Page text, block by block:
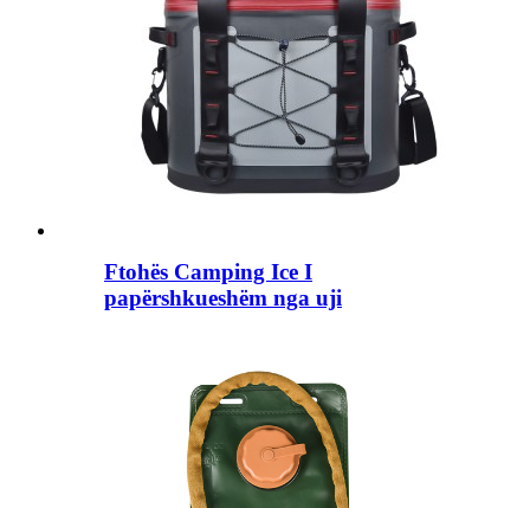
Ftohës Camping Ice I
papërshkueshëm nga uji